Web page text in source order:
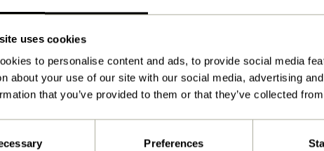
uses cookies
to personalise content and ads, to provide social media
about your use of our site with our social media, advertising
that you’ve provided to them or that they’ve collected
Preferences
DKK* Lieferung 1-4 Werktage